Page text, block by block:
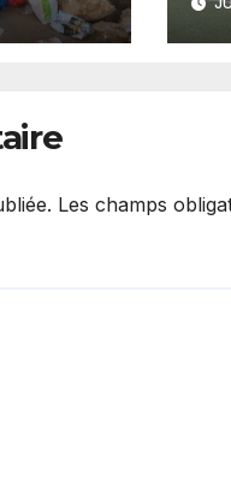
Les champs